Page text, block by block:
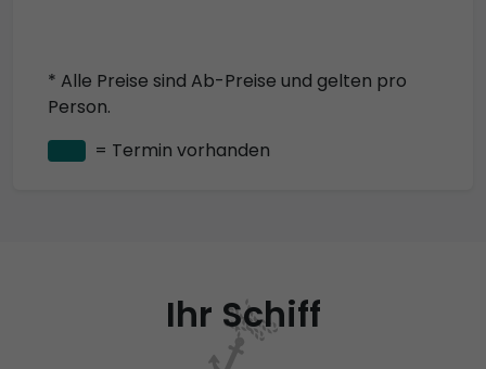
* Alle Preise sind Ab-Preise und gelten pro
Person.
= Termin vorhanden
Ihr Schiff